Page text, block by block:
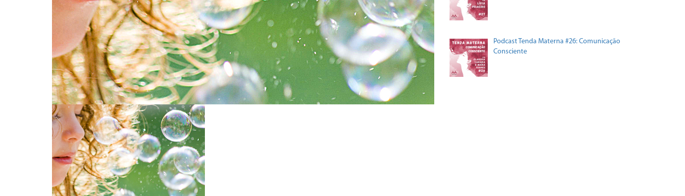
Podcast Tenda Materna #26: Comunicação
Consciente